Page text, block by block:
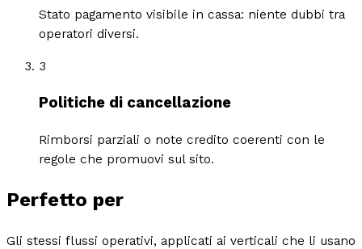
Stato pagamento visibile in cassa: niente dubbi tra
operatori diversi.
3
Politiche di cancellazione
Rimborsi parziali o note credito coerenti con le
regole che promuovi sul sito.
Perfetto per
Gli stessi flussi operativi, applicati ai verticali che li usano